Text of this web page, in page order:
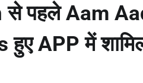
पहले Aam
APP में